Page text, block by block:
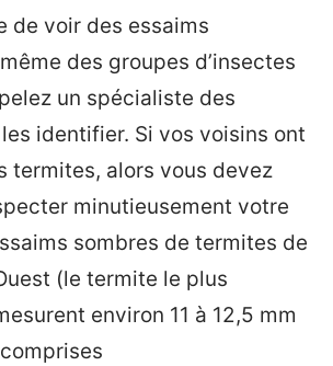
de voir des essaims
des groupes d’insectes
un spécialiste des
identifier. Si vos voisins ont
termites, alors vous devez
minutieusement votre
sombres de termites de
(le termite le plus
environ 11 à 12,5 mm